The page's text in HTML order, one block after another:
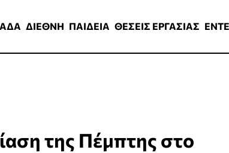
ΔΙΕΘΝΗ ΠΑΙΔΕΙΑ ΘΕΣΕΙΣ ΕΡΓΑΣΙΑΣ
της Πέμπτης στο